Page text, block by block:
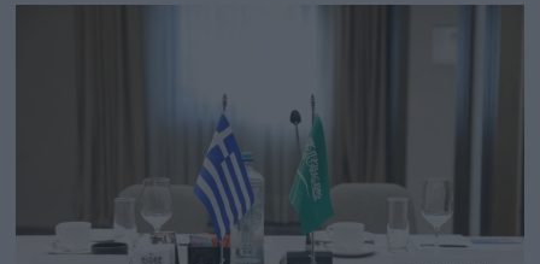
MY PROPERTY
ΚΑΡΑΜΠΟΛΕΣ